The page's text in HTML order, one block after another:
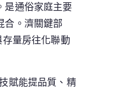
是通俗家庭主要
合。濟關鍵部
量房往化聯動
賦能提品質、精